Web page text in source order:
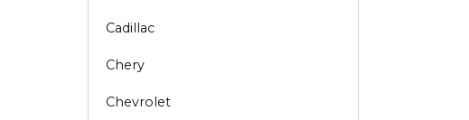
Cadillac
Chery
Chevrolet